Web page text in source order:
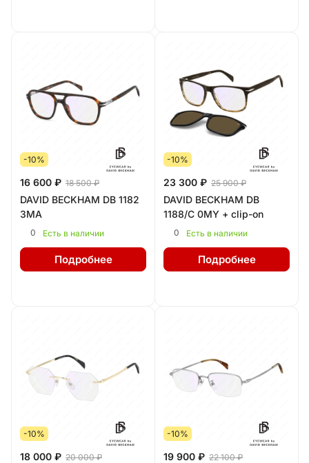
-10%
16 600 ₽ 18 500 ₽
DAVID BECKHAM DB 1182
3MA
0 Есть в наличии
Подробнее
-10%
23 300 ₽ 25 900 ₽
DAVID BECKHAM DB
1188/C 0MY + clip-on
0 Есть в наличии
Подробнее
-10%
18 000 ₽ 20 000 ₽
-10%
19 900 ₽ 22 100 ₽